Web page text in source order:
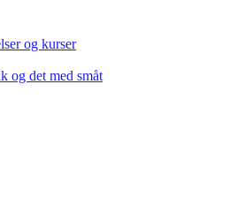
og kurser
og det med småt